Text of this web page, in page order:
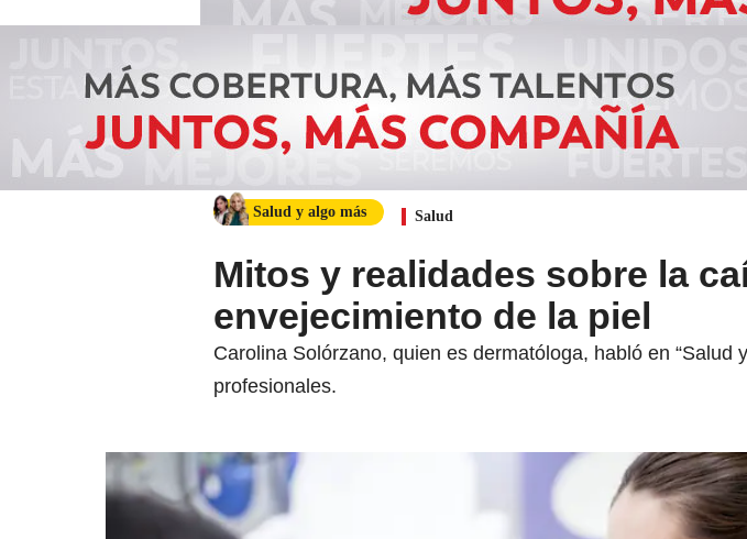
Salud y algo más Salud
Mitos y realidades sobre la
envejecimiento de la piel
Carolina Solórzano, quien es dermatóloga, habló en
profesionales.